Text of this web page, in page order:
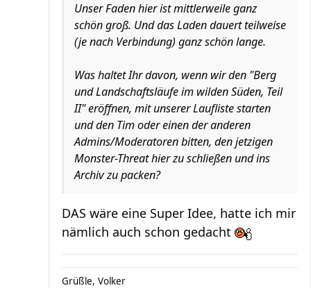
Unser Faden hier ist mittlerweile ganz
schön groß. Und das Laden dauert teilweise
(je nach Verbindung) ganz schön lange.
Was haltet Ihr davon, wenn wir den "Berg
und Landschaftsläufe im wilden Süden, Teil
II" eröffnen, mit unserer Laufliste starten
und den Tim oder einen der anderen
Admins/Moderatoren bitten, den jetzigen
Monster-Threat hier zu schließen und ins
Archiv zu packen?
DAS wäre eine Super Idee, hatte ich mir
nämlich auch schon gedacht
Grüßle, Volker